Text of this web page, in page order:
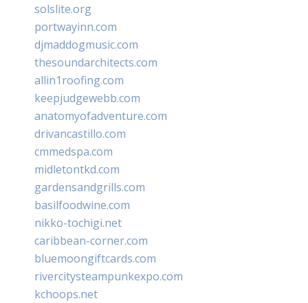
solslite.org
portwayinn.com
djmaddogmusic.com
thesoundarchitects.com
allin1roofing.com
keepjudgewebb.com
anatomyofadventure.com
drivancastillo.com
cmmedspa.com
midletontkd.com
gardensandgrills.com
basilfoodwine.com
nikko-tochigi.net
caribbean-corner.com
bluemoongiftcards.com
rivercitysteampunkexpo.com
kchoops.net